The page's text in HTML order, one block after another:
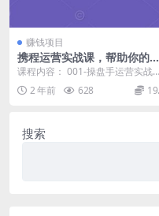
赚钱项目
携程运营实战课，帮助你的酒
店营收增长，手把手教你做携
课程内容： 001-操盘手运营实战课.
mp4 002-三级流量模型.mp4 00...
2 年前 628
搜索